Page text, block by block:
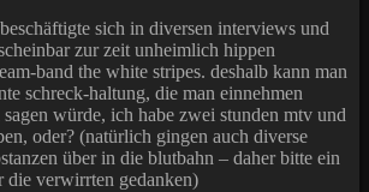
sich in diversen interviews und
zur zeit unheimlich hippen
band the white stripes. deshalb kann man
schreck-haltung, die man einnehmen
würde, ich habe zwei stunden mtv und
oder? (natürlich gingen auch diverse
über in die blutbahn – daher bitte ein
die verwirrten gedanken)